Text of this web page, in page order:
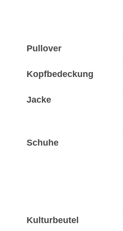
Pullover
Kopfbedeckung
Jacke
Schuhe
Kulturbeutel